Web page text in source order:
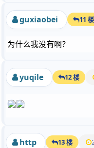
guxiaobei 11 楼
为什么我没有啊？
yuqile 12 楼
http 13 楼